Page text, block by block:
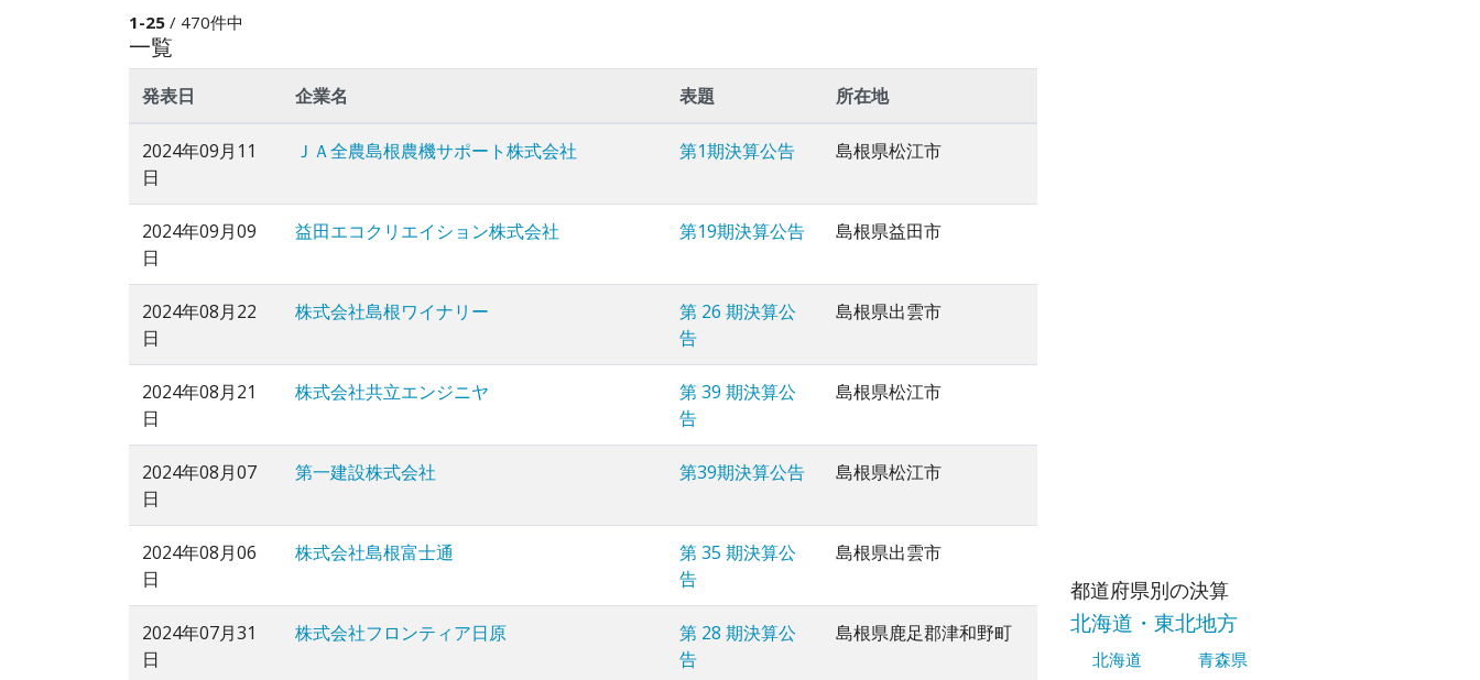
1-25 / 470件中
一覧
発表日 企業名 表題 所在地
2024年09月11
日
ＪＡ全農島根農機サポート株式会社 第1期決算公告 島根県松江市
2024年09月09
日
益田エコクリエイション株式会社 第19期決算公告 島根県益田市
2024年08月22
日
株式会社島根ワイナリー
第 26 期決算公
告
島根県出雲市
2024年08月21
日
株式会社共立エンジニヤ
第 39 期決算公
告
島根県松江市
2024年08月07
日
第一建設株式会社 第39期決算公告 島根県松江市
2024年08月06
日
株式会社島根富士通
第 35 期決算公
告
島根県出雲市
2024年07月31
日
株式会社フロンティア日原
第 28 期決算公
告
島根県鹿足郡津和野町
都道府県別の決算
北海道・東北地方
北海道
青森県